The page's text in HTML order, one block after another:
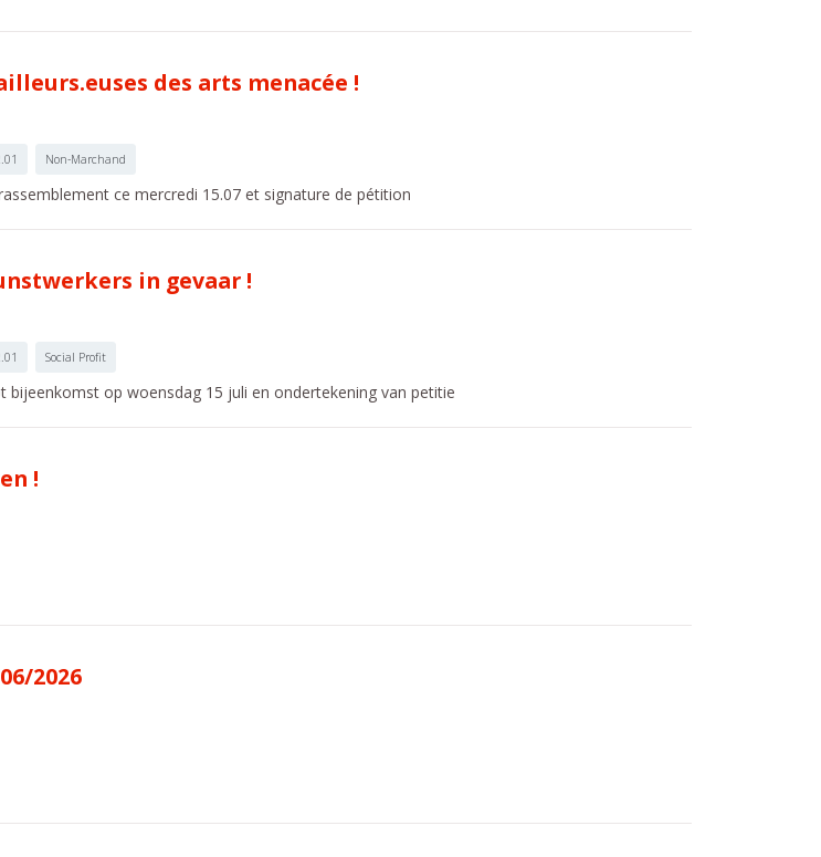
des arts menacée !
Non-Marchand
ce mercredi 15.07 et signature de pétition
in gevaar !
Social Profit
bijeenkomst op woensdag 15 juli en ondertekening van petitie
!
2026